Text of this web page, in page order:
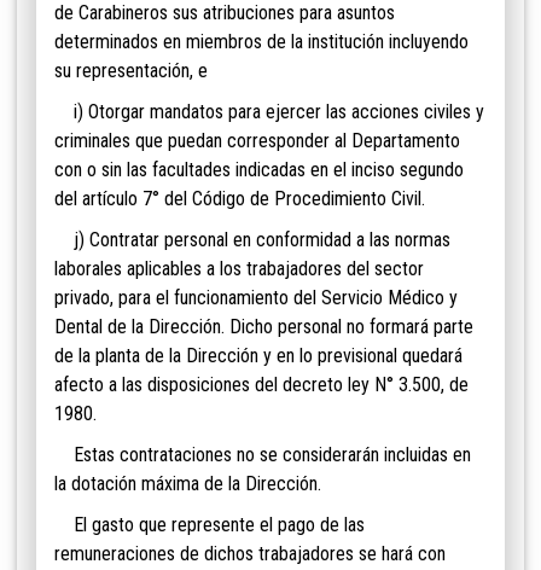
de Carabineros sus atribuciones para asuntos
determinados en miembros de la institución incluyendo
su representación, e
i) Otorgar mandatos para ejercer las acciones civiles y
criminales que puedan corresponder al Departamento
con o sin las facultades indicadas en el inciso segundo
del artículo 7° del Código de Procedimiento Civil.
j) Contratar personal en conformidad a las normas
laborales aplicables a los trabajadores del sector
privado, para el funcionamiento del Servicio Médico y
Dental de la Dirección. Dicho personal no formará parte
de la planta de la Dirección y en lo previsional quedará
afecto a las disposiciones del decreto ley N° 3.500, de
1980.
Estas contrataciones no se considerarán incluidas en
la dotación máxima de la Dirección.
El gasto que represente el pago de las
remuneraciones de dichos trabajadores se hará con